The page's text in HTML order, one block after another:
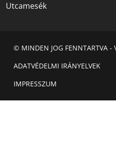
Utcamesék
© MINDEN JOG FENNTARTVA -
ADATVÉDELMI IRÁNYELVEK
IMPRESSZUM